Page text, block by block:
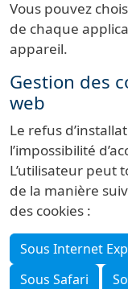
Vous pouvez
de chaque
appareil.
Gestion des
web
Le refus
l’impossibilité
L’utilisateur peut
de la manière
des cookies :
Sous Internet
Sous Safari